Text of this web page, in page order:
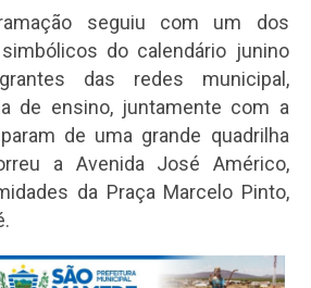
seguiu com um dos
do calendário junino
das redes municipal,
de ensino, juntamente com a
de uma grande quadrilha
a Avenida José Américo,
da Praça Marcelo Pinto,